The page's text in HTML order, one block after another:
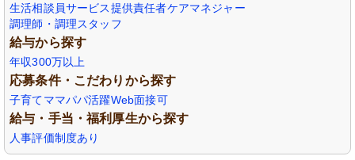
生活相談員サービス提供責任者ケアマネジャー
調理師・調理スタッフ
給与から探す
年収300万以上
応募条件・こだわりから探す
子育てママパパ活躍Web面接可
給与・手当・福利厚生から探す
人事評価制度あり